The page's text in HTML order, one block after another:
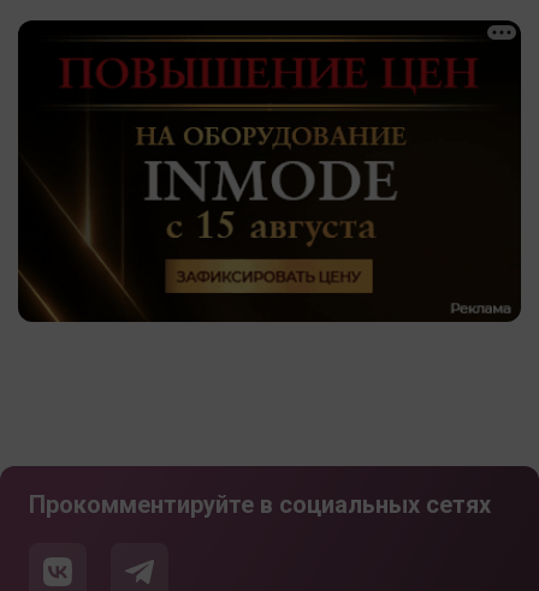
Прокомментируйте в социальных сетях